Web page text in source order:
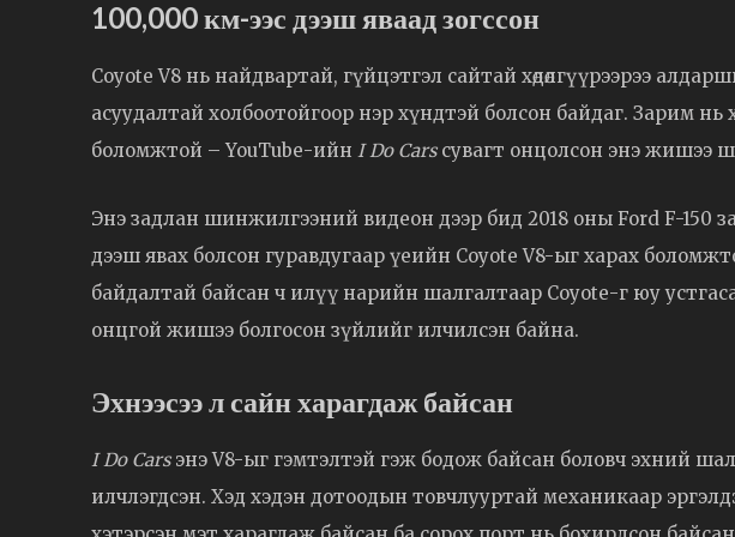
100,000 км-ээс дээш яваад зогссон
Coyote V8 нь найдвартай, гүйцэтгэл сайтай хөдөлгүүрээрээ
асуудалтай холбоотойгоор нэр хүндтэй болсон байдаг. Зарим
боломжтой – YouTube-ийн I Do Carsсувагт онцолсон энэ жишээ
Энэ задлан шинжилгээний видеон дээр бид 2018 оны Ford F-150
дээш явах болсон гуравдугаар үеийн Coyote V8-ыг харах
байдалтай байсан ч илүү нарийн шалгалтаар Coyote-г юу
онцгой жишээ болгосон зүйлийг илчилсэн байна.
Эхнээсээ л сайн харагдаж байсан
I Do Carsэнэ V8-ыг гэмтэлтэй гэж бодож байсан боловч эхний
илчлэгдсэн. Хэд хэдэн дотоодын товчлууртай механикаар